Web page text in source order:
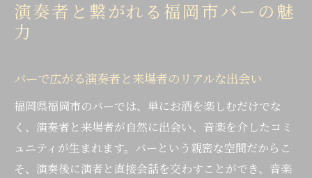
演奏者と繋がれる福岡市バーの魅
力
バーで広がる演奏者と来場者のリアルな出会い
福岡県福岡市のバーでは、単にお酒を楽しむだけでな
く、演奏者と来場者が自然に出会い、音楽を介したコミ
ュニティが生まれます。バーという親密な空間だからこ
そ、演奏後に演者と直接会話を交わすことができ、音楽